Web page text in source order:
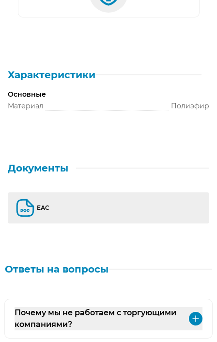
Характеристики
Основные
Материал
Полиэфир
Документы
ЕАС
Ответы на вопросы
Почему мы не работаем с торгующими
компаниями?